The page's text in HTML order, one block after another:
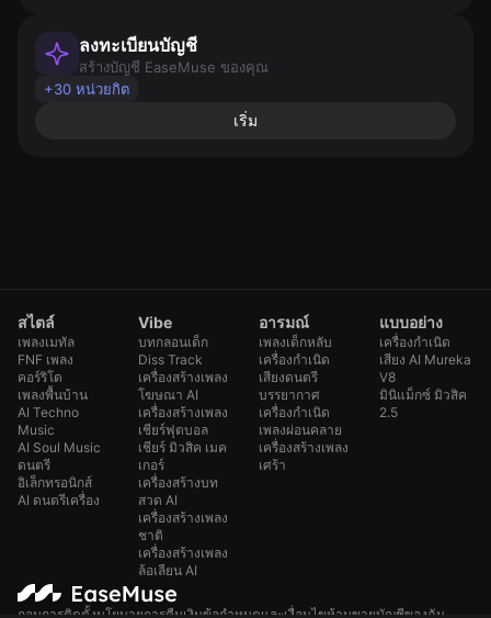
ลงทะเบียนบัญชี
สร้างบัญชี EaseMuse ของคุณ
+30 หน่วยกิต
เริ่ม
สไตล์
เพลงเมทัล
FNF เพลง
คอร์ริโด
เพลงพื้นบ้าน
AI Techno
Music
AI Soul Music
ดนตรี
อิเล็กทรอนิกส์
AI ดนตรีเครื่อง
Vibe
บทกลอนเด็ก
Diss Track
เครื่องสร้างเพลง
โฆษณา AI
เครื่องสร้างเพลง
เชียร์ฟุตบอล
เชียร์ มิวสิค เมค
เกอร์
เครื่องสร้างบท
สวด AI
เครื่องสร้างเพลง
ชาติ
เครื่องสร้างเพลง
ล้อเลียน AI
อารมณ์
เพลงเด็กหลับ
เครื่องกำเนิด
เสียงดนตรี
บรรยากาศ
เครื่องกำเนิด
เพลงผ่อนคลาย
เครื่องสร้างเพลง
เศร้า
แบบอย่าง
เครื่องกำเนิด
เสียง AI Mureka
V8
มินิแม็กซ์ มิวสิค
2.5
ถอนการติดตั้งนโยบายการคืนเงินข้อกำหนดและเงื่อนไขห้ามขายบัญชีของฉัน